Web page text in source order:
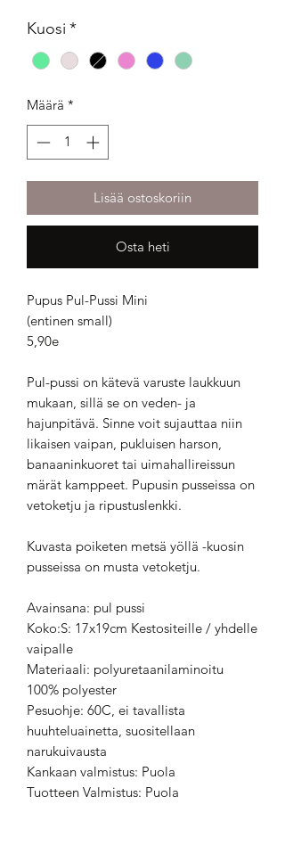
Kuosi *
Määrä *
Lisää ostoskoriin
Osta heti
Pupus Pul-Pussi Mini
(entinen small)
5,90e
Pul-pussi on kätevä varuste laukkuun
mukaan, sillä se on veden- ja
hajunpitävä. Sinne voit sujauttaa niin
likaisen vaipan, pukluisen harson,
banaaninkuoret tai uimahallireissun
märät kamppeet. Pupusin pusseissa on
vetoketju ja ripustuslenkki.
Kuvasta poiketen metsä yöllä -kuosin
pusseissa on musta vetoketju.
Avainsana: pul pussi
Koko:S: 17x19cm Kestositeille / yhdelle
vaipalle
Materiaali: polyuretaanilaminoitu
100% polyester
Pesuohje: 60C, ei tavallista
huuhteluainetta, suositellaan
narukuivausta
Kankaan valmistus: Puola
Tuotteen Valmistus: Puola